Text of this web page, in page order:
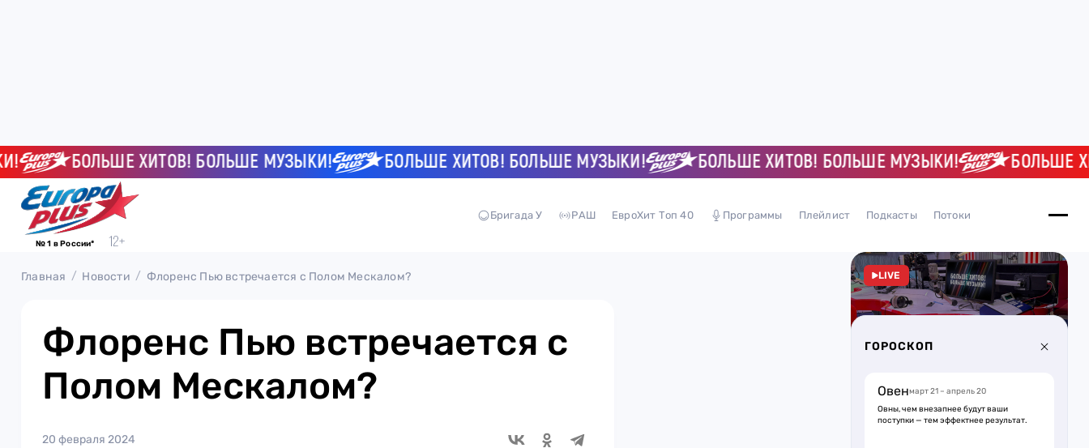
БОЛЬШЕ ХИТОВ! БОЛЬШЕ МУЗЫКИ! БОЛЬШЕ ХИТОВ! БОЛЬШЕ МУЗЫКИ! БОЛЬШЕ ХИТОВ! БОЛЬШЕ МУЗЫКИ! БОЛЬШЕ
№ 1 в России*
Бригада У РАШ ЕвроХит Топ 40 Программы Плейлист Подкасты Потоки
Главная Новости Флоренс Пью встречается с Полом Мескалом?
Флоренс Пью встречается с
Полом Мескалом?
20 февраля 2024
LIVE
ГОРОСКОП
Овенмарт 21 – апрель 20
Овны, чем внезапнее будут ваши
поступки — тем эффектнее результат.